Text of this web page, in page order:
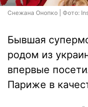
Снежана Онопко | Фото:
Бывшая
родом из
впервые
Париже в